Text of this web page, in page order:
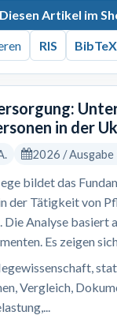
Artikel im
RIS BibTeX
in der
2026 / Ausgabe
bildet das
der Tätigkeit von
Die Analyse basiert
Es zeigen
Vergleich,